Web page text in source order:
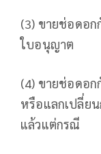
(3) ขายช่อดอ
ใบอนุญาต
(4) ขายช่อดอก
หรือแลกเปลี่ย
แล้วแต่กรณี